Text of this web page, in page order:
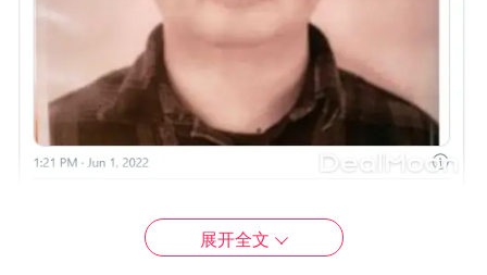
一天前，即5月31日，警方向公众通报了另外两名失踪的青
展开全文